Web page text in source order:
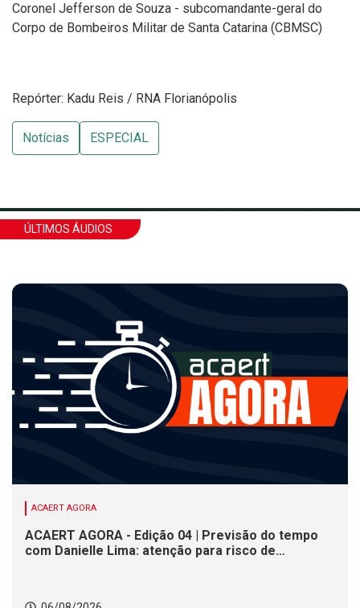
Coronel Jefferson de Souza - subcomandante-geral do
Corpo de Bombeiros Militar de Santa Catarina (CBMSC)
Repórter: Kadu Reis / RNA Florianópolis
Notícias ESPECIAL
ÚLTIMOS ÁUDIOS
ACAERT AGORA
ACAERT AGORA - Edição 04 | Previsão do tempo
com Danielle Lima: atenção para risco de